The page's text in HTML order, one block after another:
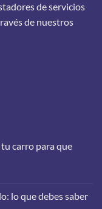
de servicios
de nuestros
carro para que
lo que debes saber